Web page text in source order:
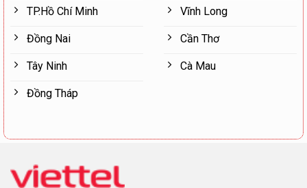
TP.Hồ Chí Minh
Đồng Nai
Tây Ninh
Đồng Tháp
Vĩnh Long
Cần Thơ
Cà Mau